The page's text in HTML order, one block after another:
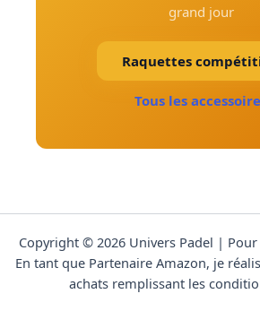
grand jour
Raquettes
Tous les
Copyright © 2026 Univers Padel |
En tant que Partenaire Amazon, je
achats remplissant les